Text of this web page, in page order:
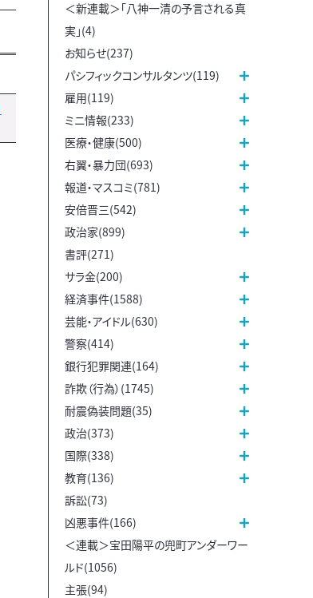
＜新連載＞「八神一清の予言される真
実」(4)
お知らせ(237)
パシフィックコンサルタンツ(119)
雇用(119)
ミニ情報(233)
医療・健康(500)
右翼・暴力団(693)
報道・マスコミ(781)
安倍晋三(542)
政治家(899)
書評(271)
サラ金(200)
経済事件(1588)
芸能・アイドル(630)
警察(414)
銀行犯罪関連(164)
詐欺（行為）(1745)
耐震偽装問題(35)
政治(373)
国際(338)
教育(136)
訴訟(73)
凶悪事件(166)
＜連載＞宝田陽平の兜町アンダーワー
ルド(1056)
主張(94)